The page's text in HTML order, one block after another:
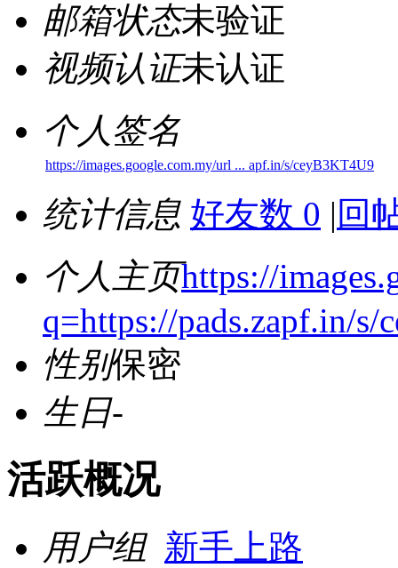
邮箱状态未验证
视频认证未认证
个人签名
https://images.google.com.my/url ... apf.in/s/ceyB3KT4U9
统计信息 好友数 0 | 回
个人主页https://
q=https://pads.zapf.in/s/
性别保密
生日-
活跃概况
用户组 新手上路